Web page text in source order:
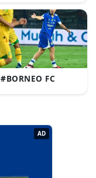
#BORNEO FC
AD